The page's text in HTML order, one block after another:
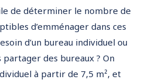
de déterminer le nombre de
d’emménager dans ces
d’un bureau individuel ou
des bureaux ? On
à partir de 7,5 m², et